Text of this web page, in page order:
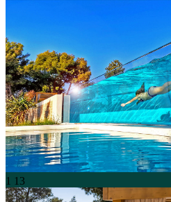
1 13